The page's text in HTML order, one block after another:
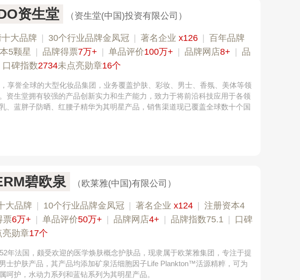
资生堂 （资生堂(中国)投资有限公司）
大品牌 30个行业品牌金凤冠 著名企业 x126
百年品牌
5颗星 品牌得票7万+ 单品评价100万+ 品牌网店8+
品
口碑指数2734未点亮勋章16个
享誉全球的大型化妆品集团，业务覆盖护肤、彩妆、男士、香氛、美体等领
资生堂拥有较强的产品创新实力和生产能力，致力于将前沿科技应用于各领
、蓝胖子防晒、红腰子精华为其明星产品，销售渠道现已覆盖全球数十个国
碧欧泉 （欧莱雅(中国)有限公司）
大品牌 10个行业品牌金凤冠 著名企业 x124
注册资本4
票6万+ 单品评价50万+ 品牌网店4+ 品牌指数75.1
口碑
亮勋章17个
年法国，颇受欢迎的医学焕肤概念护肤品，现隶属于欧莱雅集团，专注于提
士护肤产品，其产品均添加矿泉活细胞因子Life Plankton™活源精粹，可为
呵护，水动力系列和蓝钻系列为其明星产品。